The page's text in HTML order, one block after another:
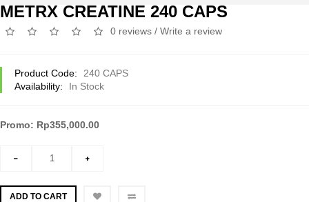
METRX CREATINE 240 CAPS
0 reviews / Write a review
Product Code:
240 CAPS
Availability:
In Stock
Promo: Rp355,000.00
ADD TO CART